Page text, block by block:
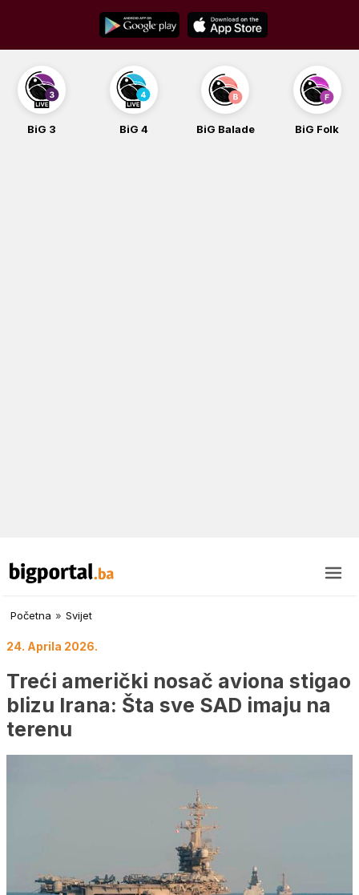
content
BiG 4 BiG Balade BiG Folk BiG iG
Početna » Svijet
24. Aprila 2026.
Treći američki nosač aviona stigao
blizu Irana: Šta sve SAD imaju na
terenu